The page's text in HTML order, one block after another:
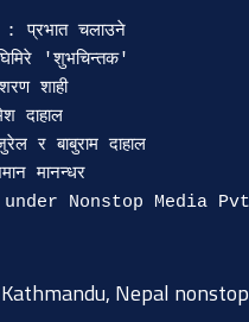
: प्रभात चलाउने
'शुभचिन्तक'
शाही
दाहाल
र बाबुराम दाहाल
मानन्धर
Nepal